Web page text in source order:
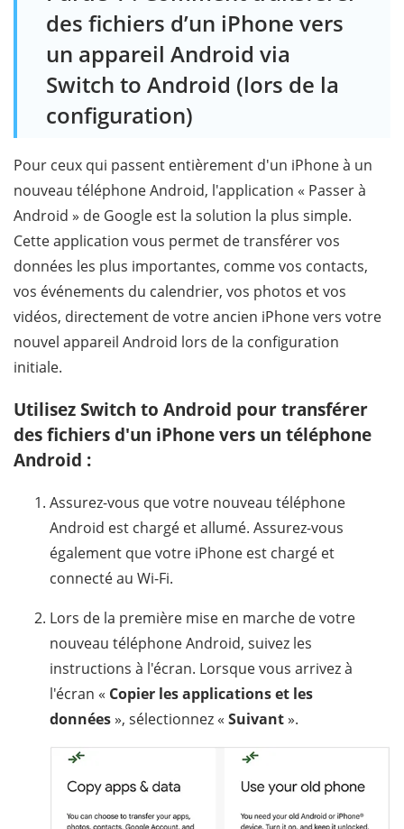
des fichiers d’un iPhone vers
un appareil Android via
Switch to Android (lors de la
configuration)
Pour ceux qui passent entièrement d'un iPhone à un
nouveau téléphone Android, l'application « Passer à
Android » de Google est la solution la plus simple.
Cette application vous permet de transférer vos
données les plus importantes, comme vos contacts,
vos événements du calendrier, vos photos et vos
vidéos, directement de votre ancien iPhone vers votre
nouvel appareil Android lors de la configuration
initiale.
Utilisez Switch to Android pour transférer
des fichiers d'un iPhone vers un téléphone
Android :
Assurez-vous que votre nouveau téléphone
Android est chargé et allumé. Assurez-vous
également que votre iPhone est chargé et
connecté au Wi-Fi.
Lors de la première mise en marche de votre
nouveau téléphone Android, suivez les
instructions à l'écran. Lorsque vous arrivez à
l'écran « Copier les applications et les
données», sélectionnez « Suivant».